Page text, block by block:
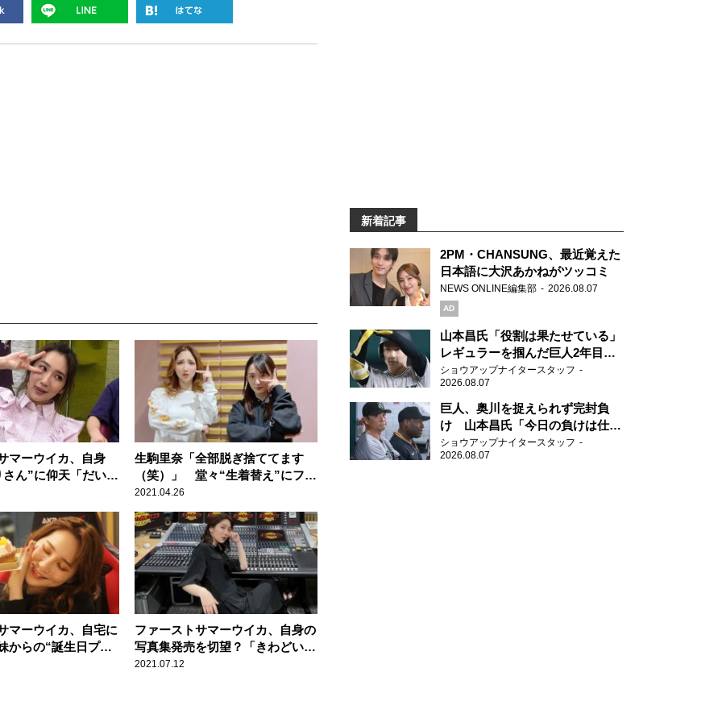
マーウイカ、自身
ん”に仰天「だいた
生駒里奈「全部脱ぎ捨ててます
（笑）」 堂々“生着替え”にファ
ーストサマーウイカも驚愕
2021.04.26
マーウイカ、自宅に
からの“誕生日プレ
ファーストサマーウイカ、自身の
写真集発売を切望？「きわどいや
つも入れつつ…」
2021.07.12
新着記事
2PM・CHANSUNG、最近覚えた
日本語に大沢あかねがツッコミ
NEWS ONLINE編集部 2026.08.07
AD
山本昌氏「役割は果たせている」
レギュラーを掴んだ巨人2年目の
新人王候補
ショウアップナイタースタッフ
2026.08.07
巨人、奥川を捉えられず完封負
け 山本昌氏「今日の負けは仕方
がない」
ショウアップナイタースタッフ
2026.08.07